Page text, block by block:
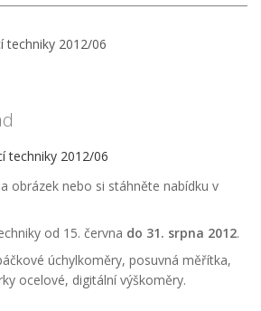
techniky 2012/06
obrázek nebo si stáhněte nabídku v
od 15. června do 31. srpna 2012.
úchylkoměry, posuvná měřítka,
ocelové, digitální výškoměry.